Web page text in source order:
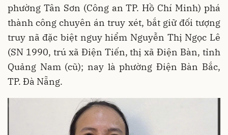
phường Tân Sơn (Công an TP. Hồ Chí Minh) phá
thành công chuyên án truy xét, bắt giữ đối tượng
truy nã đặc biệt nguy hiểm Nguyễn Thị Ngọc Lê
(SN 1990, trú xã Điện Tiến, thị xã Điện Bàn, tỉnh
Quảng Nam (cũ); nay là phường Điện Bàn Bắc,
TP. Đà Nẵng.